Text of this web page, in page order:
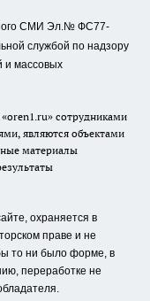
СМИ Эл.№ ФС77-
службой по надзору
и массовых
сотрудниками
являются объектами
материалы
охраняется в
праве и не
то ни было форме, в
переработке не